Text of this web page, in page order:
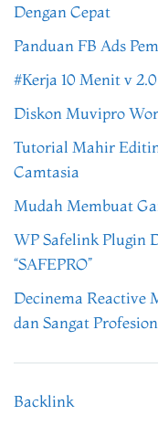
Dengan Cepat
Panduan FB Ads
#Kerja 10 Menit v 2.0
Diskon Muvipro
Tutorial Mahir
Camtasia
Mudah Membuat
WP Safelink Plugin
“SAFEPRO”
Decinema Reactive
dan Sangat
Backlink